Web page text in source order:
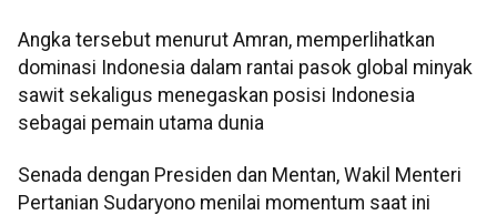
Angka tersebut menurut Amran, memperlihatkan
dominasi Indonesia dalam rantai pasok global minyak
sawit sekaligus menegaskan posisi Indonesia
sebagai pemain utama dunia
Senada dengan Presiden dan Mentan, Wakil Menteri
Pertanian Sudaryono menilai momentum saat ini